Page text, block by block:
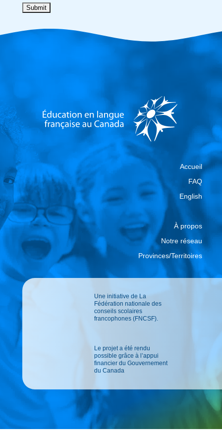
Accueil
FAQ
English
À propos
Notre réseau
Provinces/Territoires
Une initiative de La
Fédération nationale des
conseils scolaires
francophones (FNCSF).
Le projet a été rendu
possible grâce à l’appui
financier du Gouvernement
du Canada